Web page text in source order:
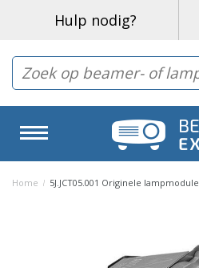
Hulp nodig?
Home / 5J.JCT05.001 Originele lampmodule